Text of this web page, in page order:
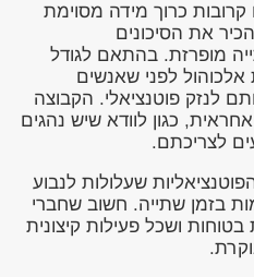
קרובות כרוך מידה מסוימת
את הסיכונים
מופרזת. בהתאם לגודל
אלכוהול לפני שאנשים
לנזק פוטנציאלי. הקבוצה
כגון לוודא שיש נהגים
לצריכתם.
שעלולות לנבוע
בזמן שתייה. חשוב שחברי
בטוחות ושכל פעילות קיצונית